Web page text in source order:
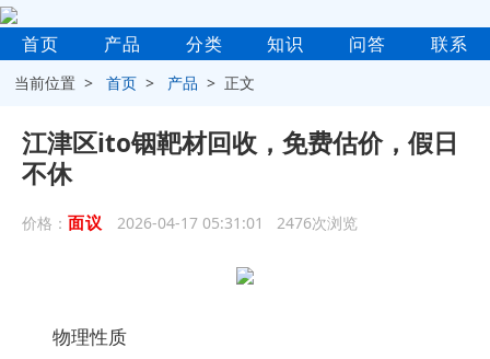
首页 产品 分类 知识 问答 联系
当前位置 >首页 > 产品 > 正文
江津区ito铟靶材回收，免费估价，假日
不休
价格： 面议 2026-04-17 05:31:01 2476次浏览
物理性质